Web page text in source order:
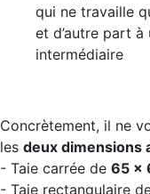
qui ne travaille
et d’autre part
intermédiaire
Concrètement, il ne
les deux dimensions
- Taie carrée de 65 x
- Taie rectangulaire